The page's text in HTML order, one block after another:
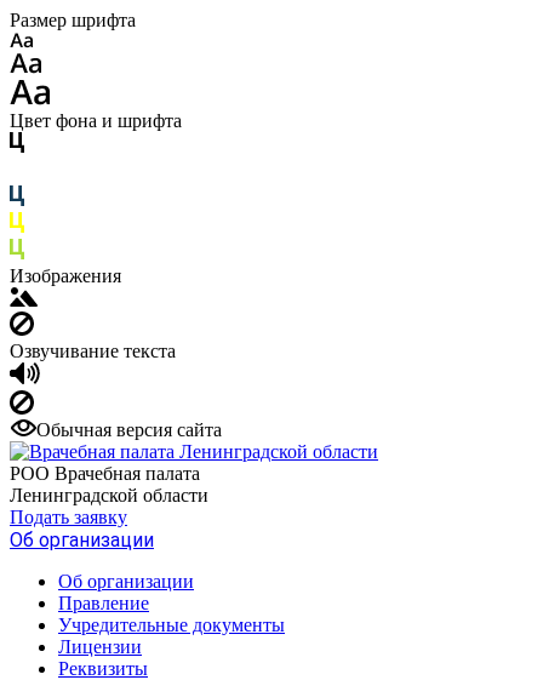
Размер шрифта
Цвет фона и шрифта
Изображения
Озвучивание текста
Обычная версия сайта
РОО Врачебная палата
Ленинградской области
Подать заявку
Об организации
Об организации
Правление
Учредительные документы
Лицензии
Реквизиты